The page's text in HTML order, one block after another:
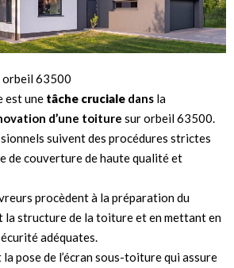
orbeil 63500
est une tâche cruciale dans la
d’une toiture sur orbeil 63500.
suivent des procédures strictes
de couverture de haute qualité et
procèdent à la préparation du
la structure de la toiture et en mettant en
adéquates.
pose de l’écran sous-toiture qui assure